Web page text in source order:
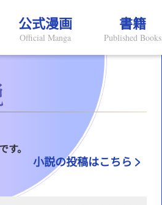
公式漫画
Official Manga
書籍
Published Books
。
小説の投稿はこちら